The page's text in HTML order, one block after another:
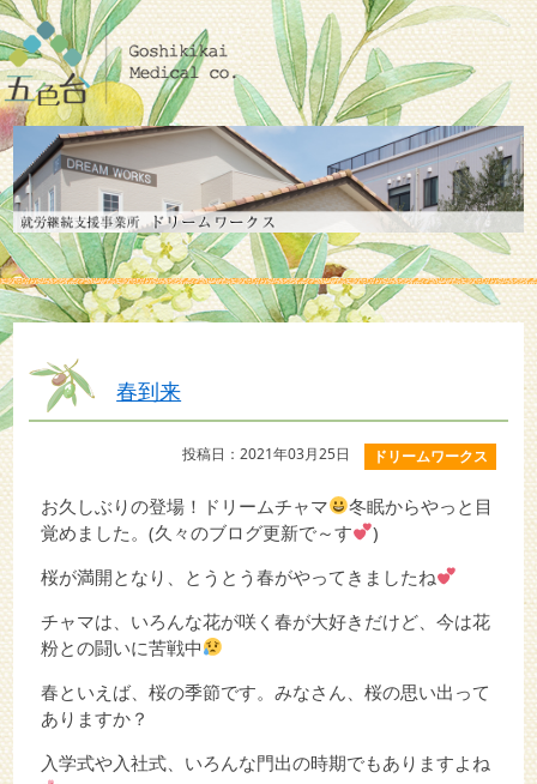
春到来
ドリームワークス
投稿日：2021年03月25日
お久しぶりの登場！ドリームチャマ
冬眠からやっと目
覚めました。(久々のブログ更新で～す
)
桜が満開となり、とうとう春がやってきましたね
チャマは、いろんな花が咲く春が大好きだけど、今は花
粉との闘いに苦戦中
春といえば、桜の季節です。みなさん、桜の思い出って
ありますか？
入学式や入社式、いろんな門出の時期でもありますよね